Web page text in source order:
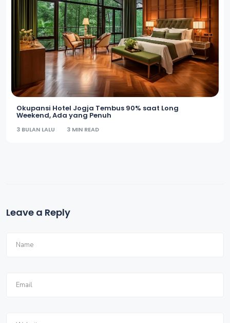
Okupansi Hotel Jogja Tembus 90% saat Long
Weekend, Ada yang Penuh
3 BULAN LALU 3 MIN READ
Leave a Reply